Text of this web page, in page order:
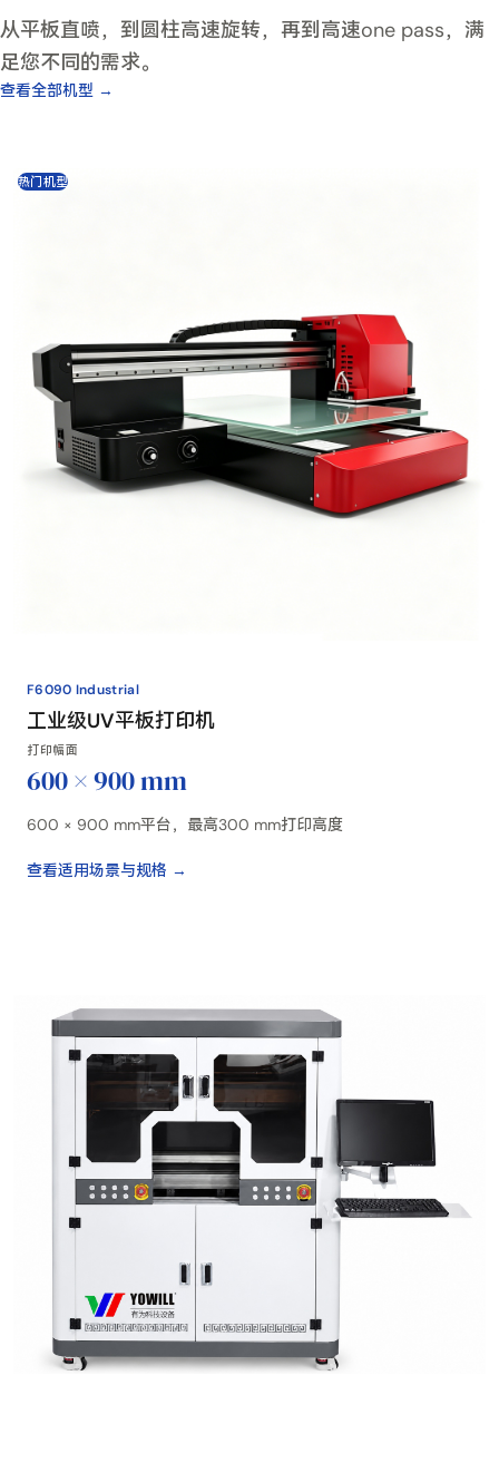
从平板直喷，到圆柱高速旋转，再到高速one pass，满
足您不同的需求。
查看全部机型 →
热门机型
F6090 Industrial
工业级UV平板打印机
打印幅面
600 × 900 mm
600 × 900 mm平台，最高300 mm打印高度
查看适用场景与规格 →